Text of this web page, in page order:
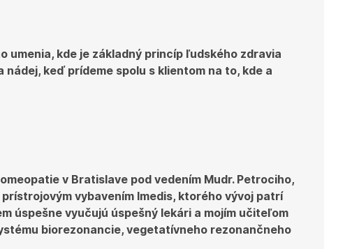
umenia, kde je základný princíp ľudského zdravia
keď prídeme spolu s klientom na to, kde a
v Bratislave pod vedením Mudr. Petrociho,
vybavením Imedis, ktorého vývoj patrí
úspešne vyučujú úspešný lekári a mojím učiteľom
biorezonancie, vegetatívneho rezonančneho